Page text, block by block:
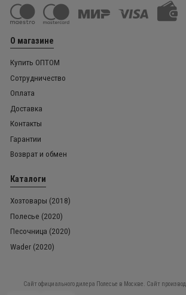
О магазине
Купить ОПТОМ
Сотрудничество
Оплата
Доставка
Контакты
Гарантии
Возврат и обмен
Каталоги
Хозтовары (2018)
Полесье (2020)
Песочница (2020)
Wader (2020)
Сайт официального дилера Полесье в Москве. Сайт